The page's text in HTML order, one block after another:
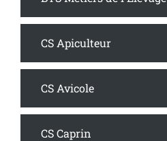
CS Apiculteur
CS Avicole
CS Caprin